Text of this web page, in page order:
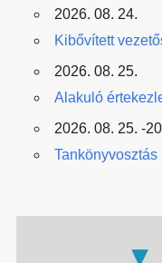
2026. 08. 24.
Kibővített
2026. 08. 25.
Alakuló
2026. 08. 25. -
Tankönyvosztás